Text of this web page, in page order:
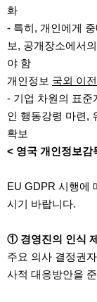
화
- 특히, 개인에게
보, 공개장소에서
야 함
개인정보 국외 이
- 기업 차원의 표준
인 행동강령 마련,
확보
< 영국 개인정보
EU GDPR 시행에
시기 바랍니다.
① 경영진의 인식
주요 의사 결정권
사적 대응방안을